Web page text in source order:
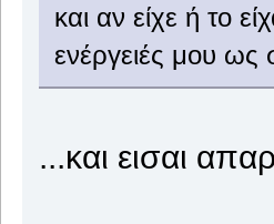
και αν είχε ή το
ενέργειές μου ως
...και εισαι